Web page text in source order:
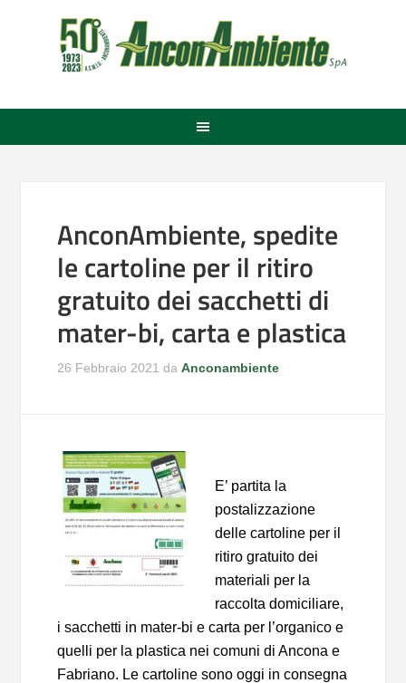
AnconAmbiente, spedite
le cartoline per il ritiro
gratuito dei sacchetti di
mater-bi, carta e plastica
26 Febbraio 2021 daAnconambiente
E’ partita la
postalizzazione
delle cartoline per il
ritiro gratuito dei
materiali per la
raccolta domiciliare,
i sacchetti in mater-bi e carta per l’organico e
quelli per la plastica nei comuni di Ancona e
Fabriano. Le cartoline sono oggi in consegna